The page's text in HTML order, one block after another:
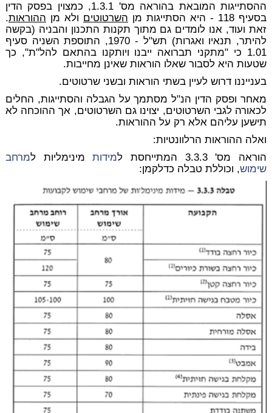
ההסתייגות המובאת בהוראה מס' 1.3.1, כמצוין בפסק הדין
בסעיף 118 - היא הסתייגות מן
השרטוטים ולא מן ההוראות.
זאת ועוד, אנו לומדים גם מתוך תקנות התכנון והבניה (בקשה
להיתר, תנאיו ואגרות) תש"ל - 1970, התוספת השניה סעיף
1.01 כי "מתקני תברואה ייבנו ויותקנו בהתאם להל"ת", כך
שטעות היא לסבור שאלו הוראות שאינן מחייבות.
בענייננו דרוש לעיין בשתי הוראות ובשני שרטוטים.
מאחר ופסק הדין הנ"ל מסתמך על הגבלה והסתייגות, החלים
לכאורה לגבי השרטוטים, יצוינו גם השרטוטים, אך ההוכחה לא
תישען עליהם אלא רק על ההוראות.
ואלה ההוראות הרלוונטיות:
הוראה מס' 3.3.3 המתייחסת ל
מידותמינימליות למרחב
שימוש, וכוללת טבלה כדלקמן: